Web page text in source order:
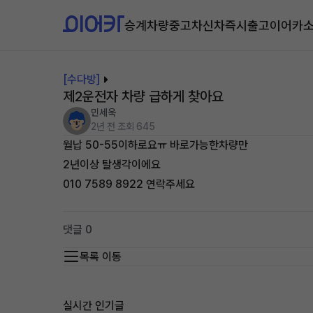
승계차량중고차신차즉시출고이어카
[수다방]
제2운전자 차량 급하게 찾아요
민세욱
2년 전 조회 645
월납 50-55이하로요ㅠ 바로가능한차량만
2년이상 탈생각이에요
010 7589 8922 연락주세요
댓글 0
목록 이동
실시간 인기글